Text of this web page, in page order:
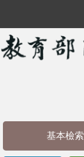
基本檢索